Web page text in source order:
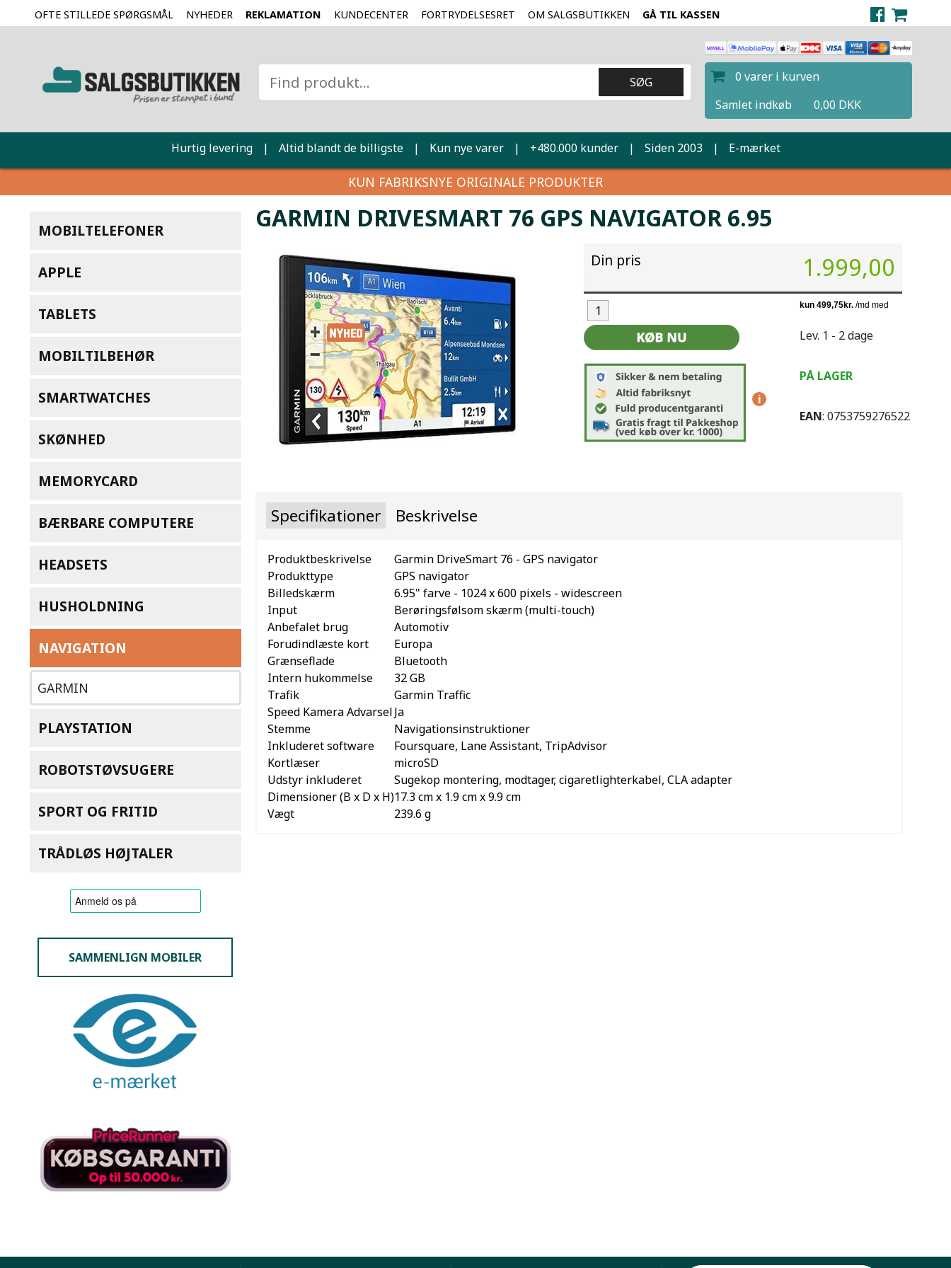
OFTE STILLEDE SPØRGSMÅL NYHEDER REKLAMATION KUNDECENTER FORTRYDELSESRET OM SALGSBUTIKKEN GÅ TIL KASSEN
0 varer i kurven
Samlet indkøb
0,00 DKK
Hurtig levering | Altid blandt de billigste | Kun nye varer | +480.000 kunder | Siden 2003 | E-mærket
KUN FABRIKSNYE ORIGINALE PRODUKTER
MOBILTELEFONER
APPLE
TABLETS
MOBILTILBEHØR
SMARTWATCHES
SKØNHED
MEMORYCARD
BÆRBARE COMPUTERE
HEADSETS
HUSHOLDNING
NAVIGATION
GARMIN
PLAYSTATION
ROBOTSTØVSUGERE
SPORT OG FRITID
TRÅDLØS HØJTALER
SAMMENLIGN MOBILER
GARMIN DRIVESMART 76 GPS NAVIGATOR 6.95
Din pris 1.999,00
i
Lev. 1 - 2 dage
PÅ LAGER
EAN: 0753759276522
Specifikationer Beskrivelse
Produktbeskrivelse
Garmin DriveSmart 76 - GPS navigator
Produkttype
GPS navigator
Billedskærm
6.95" farve - 1024 x 600 pixels - widescreen
Input
Berøringsfølsom skærm (multi-touch)
Anbefalet brug
Automotiv
Forudindlæste kort
Europa
Grænseflade
Bluetooth
Intern hukommelse
32 GB
Trafik
Garmin Traffic
Speed Kamera AdvarselJa
Stemme
Navigationsinstruktioner
Inkluderet software
Foursquare, Lane Assistant, TripAdvisor
Kortlæser
microSD
Udstyr inkluderet
Sugekop montering, modtager, cigaretlighterkabel, CLA adapter
Dimensioner (B x D x H)17.3 cm x 1.9 cm x 9.9 cm
Vægt
239.6 g